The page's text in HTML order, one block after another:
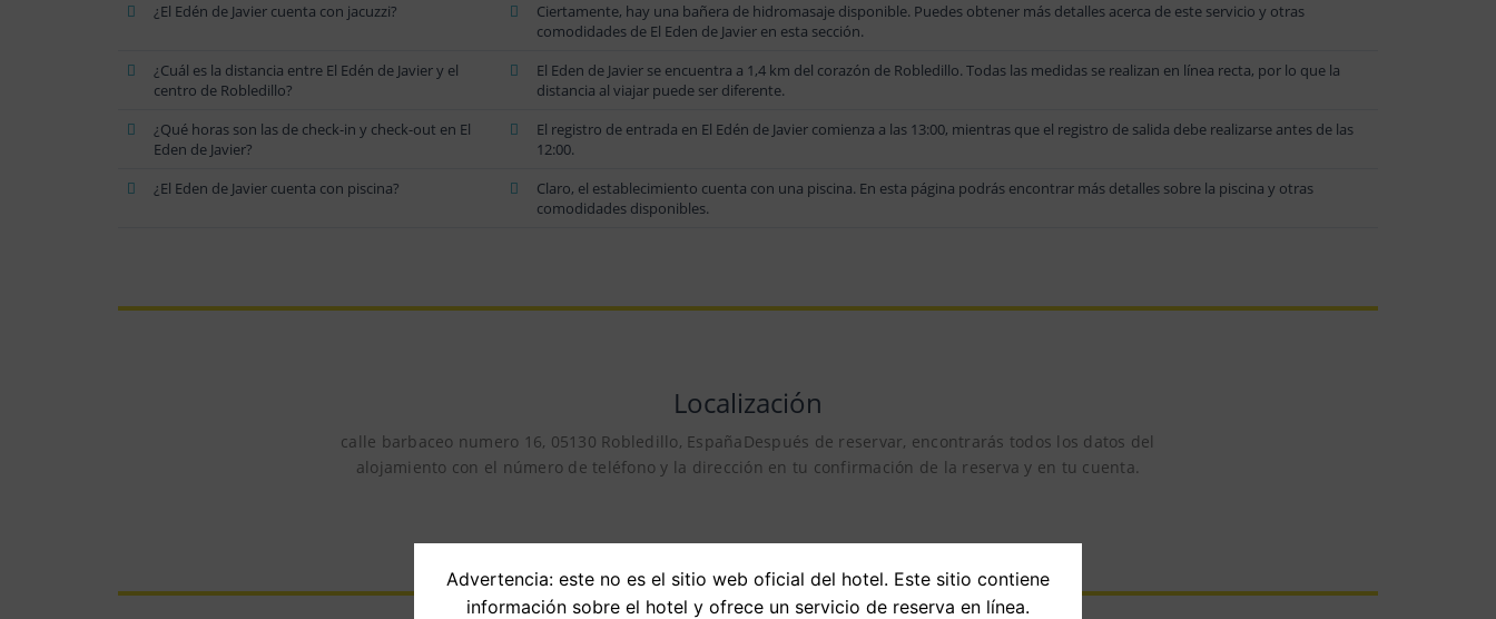
¿El Edén de Javier cuenta con jacuzzi?
Ciertamente, hay una bañera de hidromasaje disponible. Puedes obtener más detalles acerca de este servicio y otras
comodidades de El Eden de Javier en esta sección.
¿Cuál es la distancia entre El Edén de Javier y el
centro de Robledillo?
El Eden de Javier se encuentra a 1,4 km del corazón de Robledillo. Todas las medidas se realizan en línea recta, por lo que la
distancia al viajar puede ser diferente.
¿Qué horas son las de check-in y check-out en El
Eden de Javier?
El registro de entrada en El Edén de Javier comienza a las 13:00, mientras que el registro de salida debe realizarse antes de las
12:00.
¿El Eden de Javier cuenta con piscina?
Claro, el establecimiento cuenta con una piscina. En esta página podrás encontrar más detalles sobre la piscina y otras
comodidades disponibles.
Localización
calle barbaceo numero 16, 05130 Robledillo, EspañaDespués de reservar, encontrarás todos los datos del
alojamiento con el número de teléfono y la dirección en tu confirmación de la reserva y en tu cuenta.
Advertencia: este no es el sitio web oficial del hotel. Este sitio contiene
información sobre el hotel y ofrece un servicio de reserva en línea.